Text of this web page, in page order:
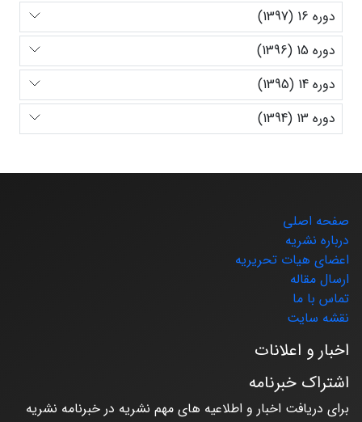
دوره 16 (1397)
دوره 15 (1396)
دوره 14 (1395)
دوره 13 (1394)
صفحه اصلی
درباره نشریه
اعضای هیات تحریریه
ارسال مقاله
تماس با ما
نقشه سایت
اخبار و اعلانات
اشتراک خبرنامه
برای دریافت اخبار و اطلاعیه های مهم نشریه در خبرنامه نشریه